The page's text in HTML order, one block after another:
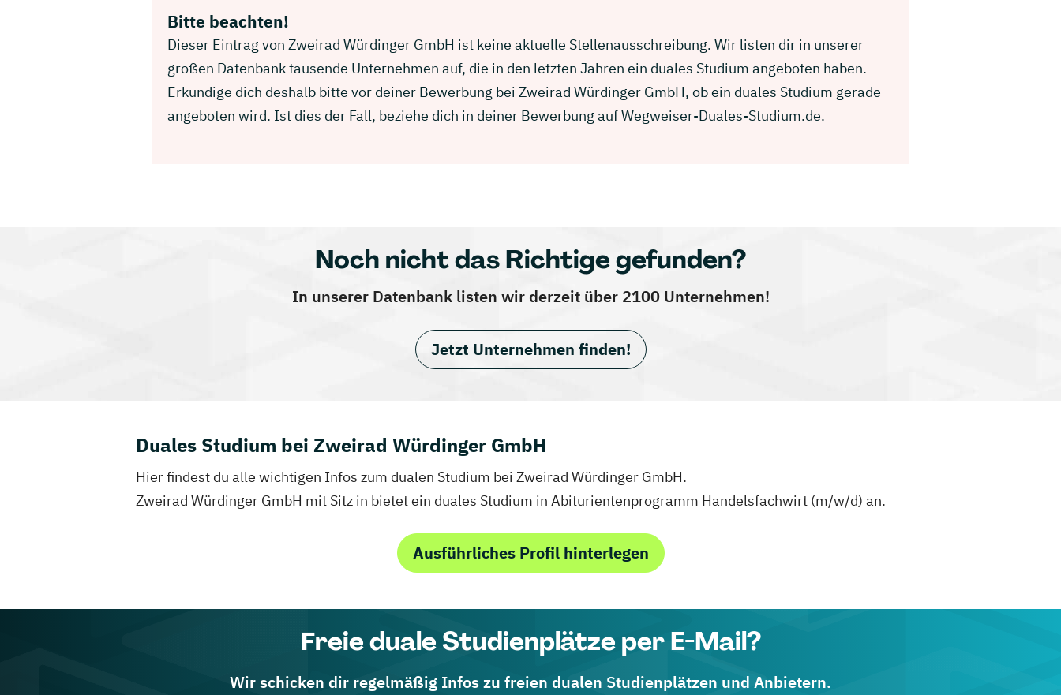
Bitte beachten!
Dieser Eintrag von Zweirad Würdinger GmbH ist keine aktuelle Stellenausschreibung. Wir listen dir in unserer
großen Datenbank tausende Unternehmen auf, die in den letzten Jahren ein duales Studium angeboten haben.
Erkundige dich deshalb bitte vor deiner Bewerbung bei Zweirad Würdinger GmbH, ob ein duales Studium gerade
angeboten wird. Ist dies der Fall, beziehe dich in deiner Bewerbung auf Wegweiser-Duales-Studium.de.
Noch nicht das Richtige gefunden?
In unserer Datenbank listen wir derzeit über 2100 Unternehmen!
Jetzt Unternehmen finden!
Duales Studium bei Zweirad Würdinger GmbH
Hier findest du alle wichtigen Infos zum dualen Studium bei Zweirad Würdinger GmbH.
Zweirad Würdinger GmbH mit Sitz in bietet ein duales Studium in Abiturientenprogramm Handelsfachwirt (m/w/d) an.
Ausführliches Profil hinterlegen
Freie duale Studienplätze per E-Mail?
Wir schicken dir regelmäßig Infos zu freien dualen Studienplätzen und Anbietern.